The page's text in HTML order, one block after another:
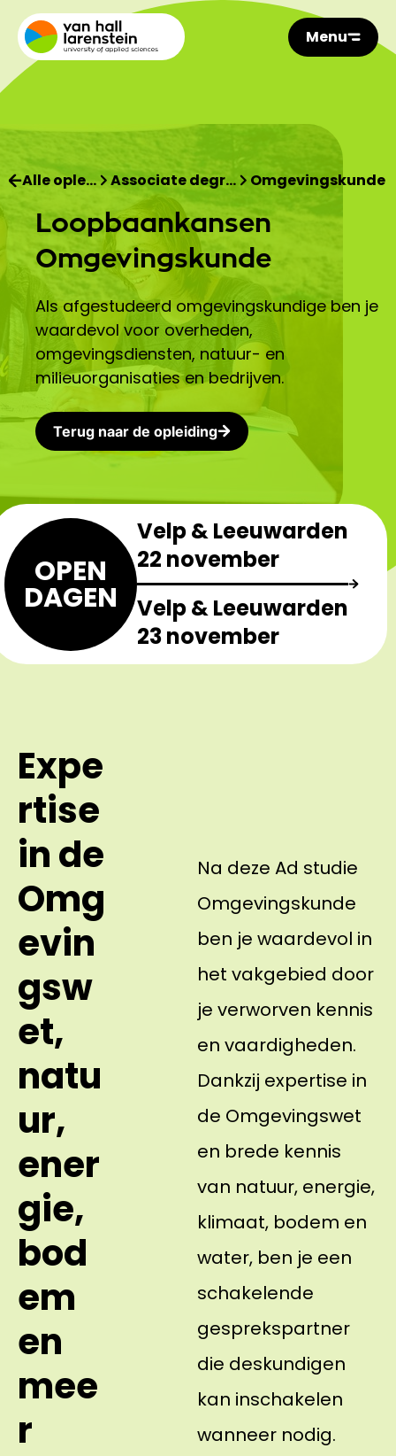
Menu
Alle ople… Associate degr… Omgevingskunde
Loopbaankansen
Omgevingskunde
Als afgestudeerd omgevingskundige ben je
waardevol voor overheden,
omgevingsdiensten, natuur- en
milieuorganisaties en bedrijven.
Terug naar de opleiding
OPEN
DAGEN
Velp & Leeuwarden
22 november
Velp & Leeuwarden
23 november
Expe
rtise
in de
Omg
evin
gsw
et,
natu
ur,
ener
gie,
bod
em
en
mee
r
Na deze Ad studie
Omgevingskunde
ben je waardevol in
het vakgebied door
je verworven kennis
en vaardigheden.
Dankzij expertise in
de Omgevingswet
en brede kennis
van natuur, energie,
klimaat, bodem en
water, ben je een
schakelende
gesprekspartner
die deskundigen
kan inschakelen
wanneer nodig.